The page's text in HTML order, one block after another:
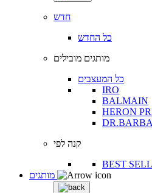
חדש
כל החדש
מותגים מובילים
כל המעצבים
IRO
BALMAIN
HERON
קנה לפי
BEST